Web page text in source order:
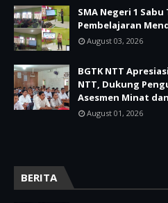
SMA Negeri 1
Pembelajaran
August 03, 2026
BGTK NTT
NTT, Dukung
Asesmen Minat
August 01, 2026
BERITA